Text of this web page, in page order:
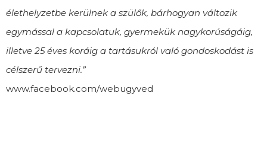
élethelyzetbe kerülnek a szülők, bárhogyan változik
egymással a kapcsolatuk, gyermekük nagykorúságáig,
illetve 25 éves koráig a tartásukról való gondoskodást is
célszerű tervezni.”
www.facebook.com/webugyved